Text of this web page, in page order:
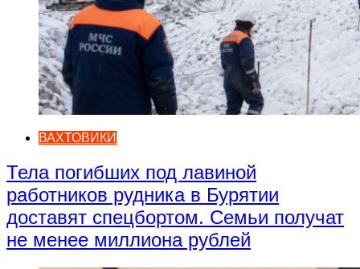
ВАХТОВИКИ
Тела погибших под лавиной
работников рудника в Бурятии
доставят спецбортом. Семьи получат
не менее миллиона рублей